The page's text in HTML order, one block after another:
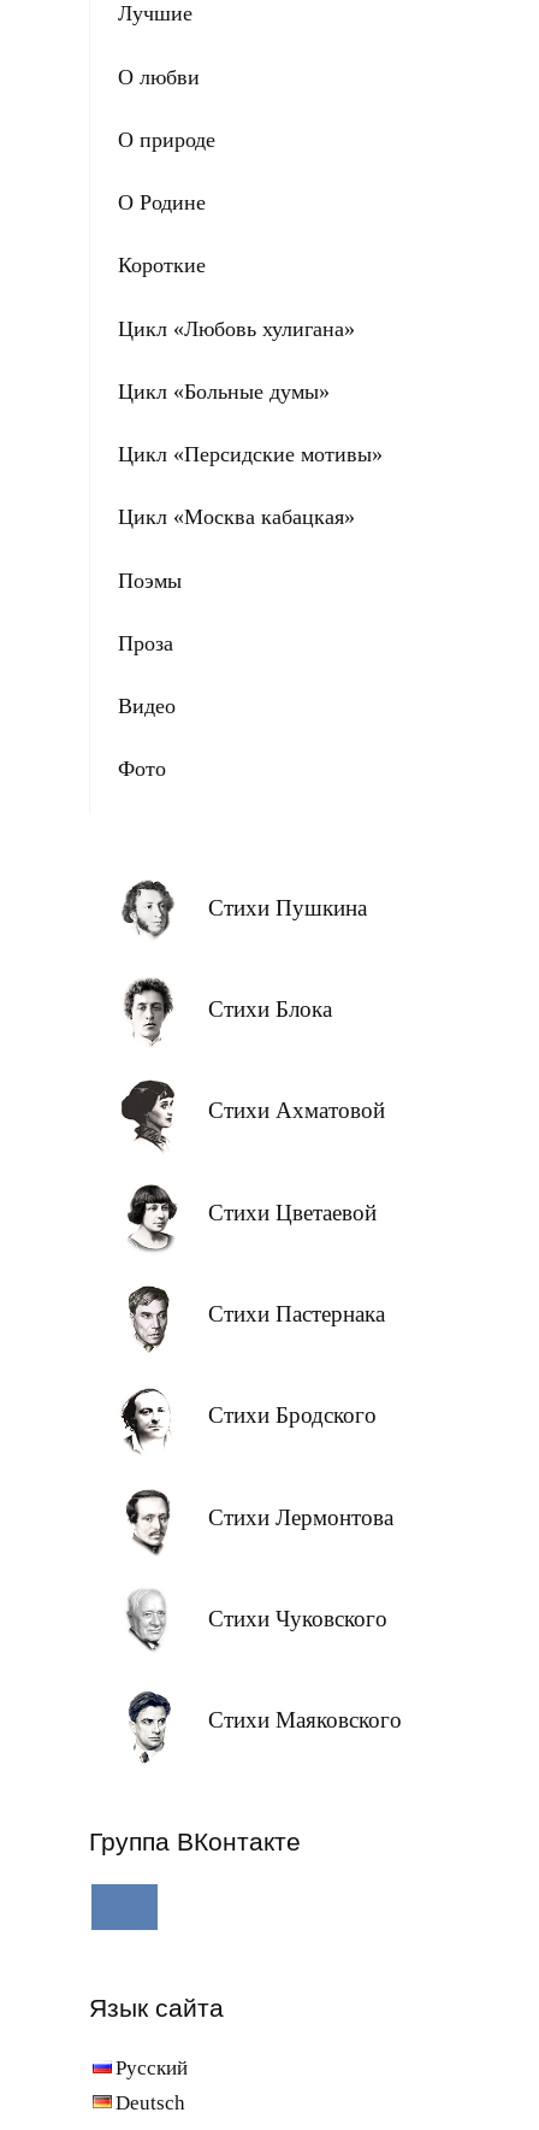
Лучшие
О любви
О природе
О Родине
Короткие
Цикл «Любовь хулигана»
Цикл «Больные думы»
Цикл «Персидские мотивы»
Цикл «Москва кабацкая»
Поэмы
Проза
Видео
Фото
Стихи Пушкина
Стихи Блока
Стихи Ахматовой
Стихи Цветаевой
Стихи Пастернака
Стихи Бродского
Стихи Лермонтова
Стихи Чуковского
Стихи Маяковского
Группа ВКонтакте
Язык сайта
Русский
Deutsch